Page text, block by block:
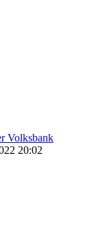
Volksbank
20:02